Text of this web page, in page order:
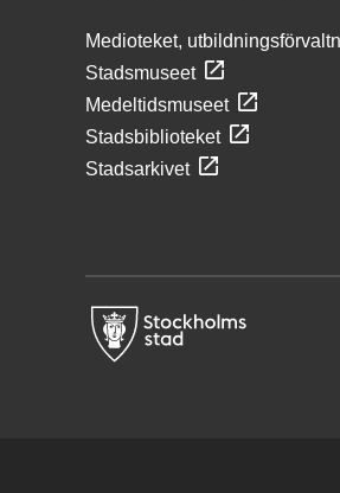
Medioteket,
Stadsmuseet
Medeltidsmuseet
Stadsbiblioteket
Stadsarkivet